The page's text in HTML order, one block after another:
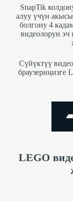
SnapTik
алуу үчүн
болгону 4
видеолорун эч
Сүйүктүү
браузериңизге
LEGO